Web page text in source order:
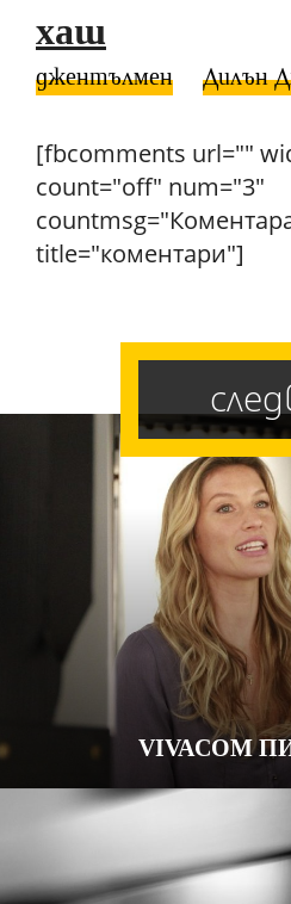
хаш
джентълмен Дилън
[fbcomments url=""
count="off" num="3"
title="коментари"]
VIVACOM